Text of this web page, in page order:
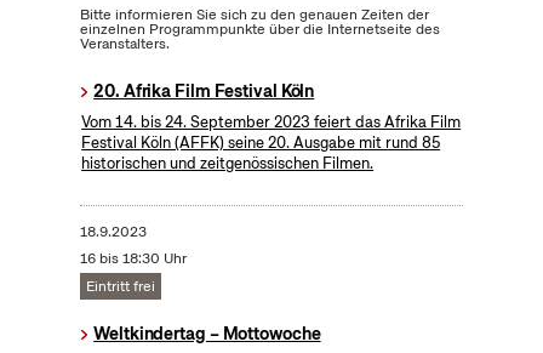
Bitte informieren Sie sich zu den genauen Zeiten der
einzelnen Programmpunkte über die Internetseite des
Veranstalters.
20. Afrika Film Festival Köln
Vom 14. bis 24. September 2023 feiert das Afrika Film
Festival Köln (AFFK) seine 20. Ausgabe mit rund 85
historischen und zeitgenössischen Filmen.
18.9.2023
16 bis 18:30 Uhr
Eintritt frei
Weltkindertag – Mottowoche